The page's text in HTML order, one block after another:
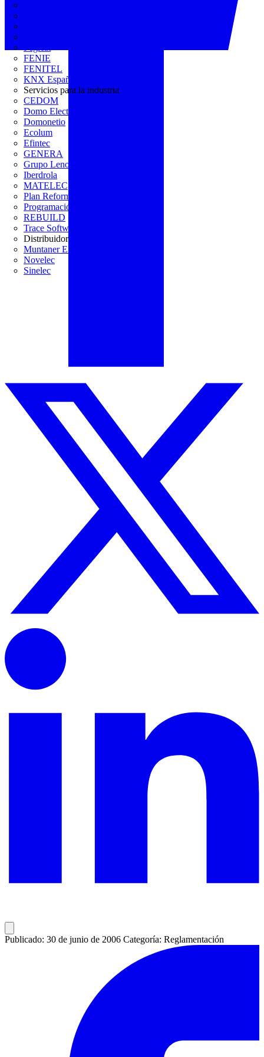
FENIE
FENITEL
KNX España
Servicios para la industria
CEDOM
Domo Electra
Domonetio
Ecolum
Efintec
GENERA
Grupo Lenor
Iberdrola
MATELEC
Plan Reforma
Programación Integral
REBUILD
Trace Software
Distribuidor
Muntaner Electro
Novelec
Sinelec
Publicado: 30 de junio de 2006 Categoría: Reglamentación